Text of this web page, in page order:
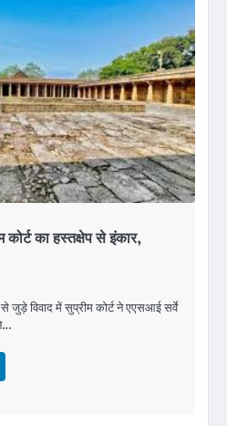
का हस्तक्षेप से इंकार,
जुड़े विवाद में सुप्रीम कोर्ट ने एएसआई सर्वे